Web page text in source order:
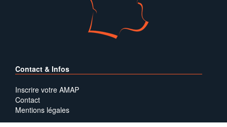
Contact & Infos
Inscrire votre AMAP
Contact
Mentions légales